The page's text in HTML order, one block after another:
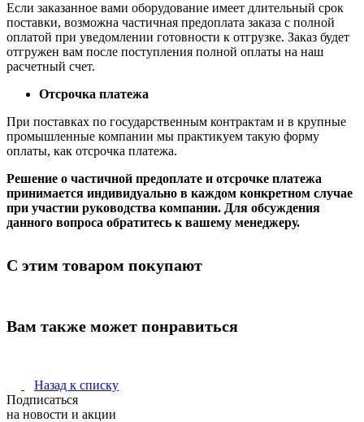
Если заказанное вами оборудование имеет длительный срок
поставки, возможна частичная предоплата заказа с полной
оплатой при уведомлении готовности к отгрузке. Заказ будет
отгружен вам после поступления полной оплаты на наш
расчетный счет.
Отсрочка платежа
При поставках по государственным контрактам и в крупные
промышленные компании мы практикуем такую форму
оплаты, как отсрочка платежа.
Решение о частичной предоплате и отсрочке платежа
принимается индивидуально в каждом конкретном случае
при участии руководства компании. Для обсуждения
данного вопроса обратитесь к вашему менеджеру.
С этим товаром покупают
Вам также может понравиться
Назад к списку
Подписаться
на новости и акции